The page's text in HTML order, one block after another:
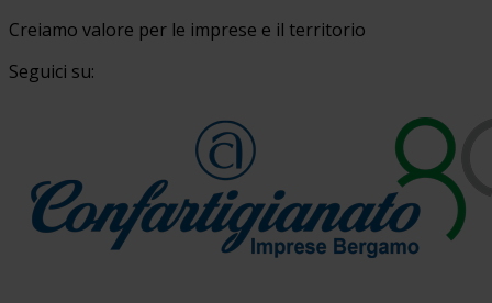
Creiamo valore per le imprese e il territorio
Seguici su: